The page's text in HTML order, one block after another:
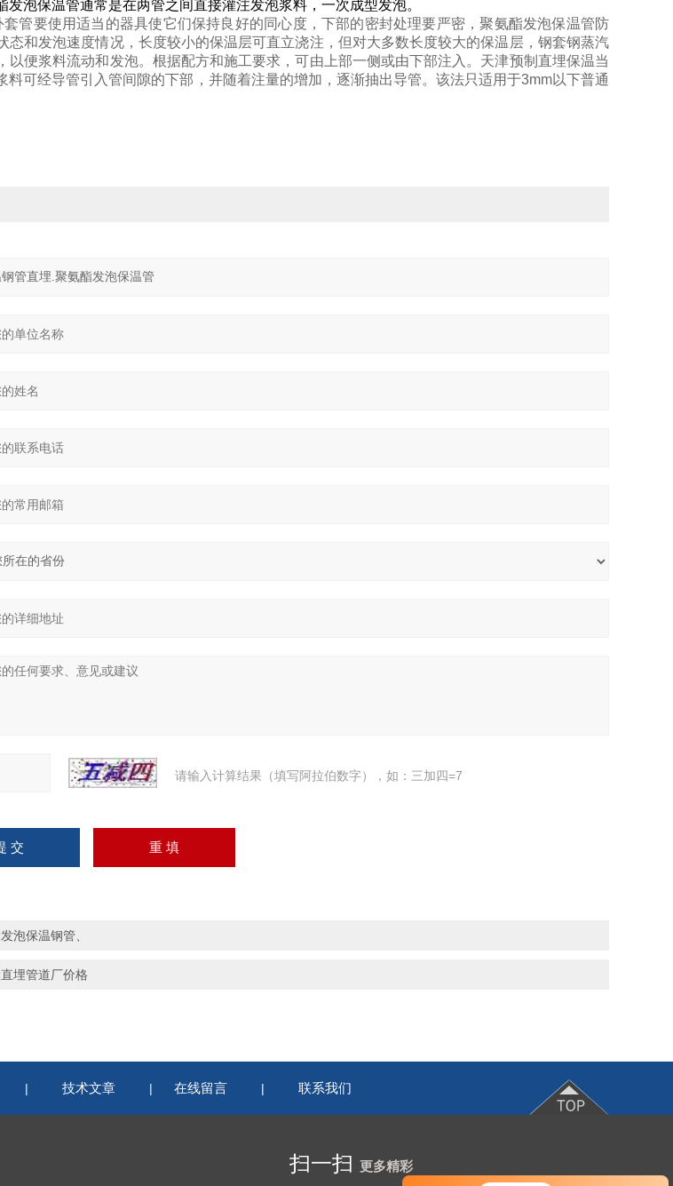
泡保温管通常是在两管之间直接灌注发泡浆料，一次成型发泡。
管要使用适当的器具使它们保持良好的同心度，下部的密封处理要严密，聚氨酯发泡保温管防
态和发泡速度情况，长度较小的保温层可直立浇注，但对大多数长度较大的保温层，钢套钢蒸汽
以便浆料流动和发泡。根据配方和施工要求，可由上部一侧或由下部注入。天津预制直埋保温当
料可经导管引入管间隙的下部，并随着注量的增加，逐渐抽出导管。该法只适用于3mm以下普通
请输入计算结果（填写阿拉伯数字），如：三加四=7
泡保温钢管、
埋管道厂价格
| 技术文章 | 在线留言 | 联系我们
扫一扫 更多精彩